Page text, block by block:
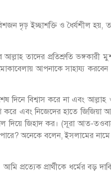
দৃঢ় ইচ্ছাশক্তি ও ধৈর্যশীল হয়,
তাদের প্রতিশ্রুতি ভঙ্গকারী
আপনাকে সাহায্য
দিনে বিশ্বাস করে না এবং
করে এবং নিজেদের হাতে
জিহাদ কর। (সূরা আত-
অনেকে বলেন, ইসলামের নামে
প্রত্যেক প্রার্থীকে ধর্মের বড়